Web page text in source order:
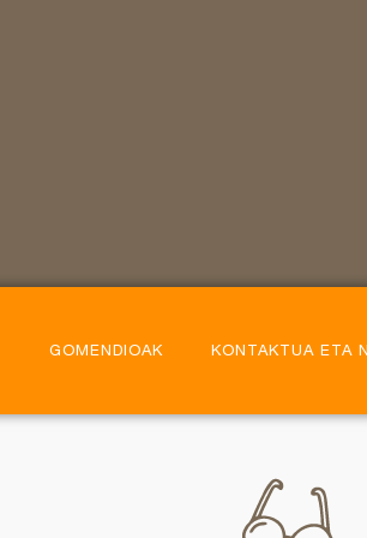
GOMENDIOAK KONTAKTUA ETA